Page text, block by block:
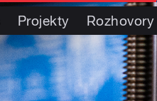
Projekty Rozhovory